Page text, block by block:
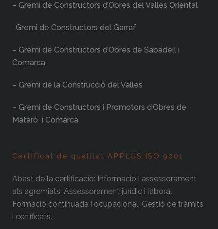
– Gremi de Constructors d’Obres del Vallès Oriental
-Gremi de Constructors del Garraf
– Gremi de Constructors d’Obres de Sabadell i
Comarca
– Gremi de la Construcció del Vallès
– Gremi de Constructors i Promotors d’Obres de
Mataró i Comarca
Certificat de qualitat APPLUS ISO 9001
Abast de la certificació: Informació i assessorament
als agremiats, Assessorament jurídic i laboral,
Formació continuada i ocupacional, Gestió de tràmits
i certificats.